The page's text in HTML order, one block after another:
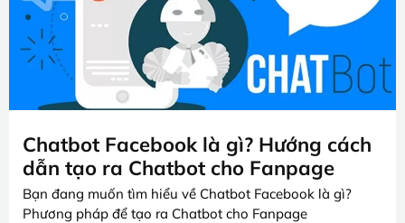
Chatbot Facebook là gì? Hướng cách
dẫn tạo ra Chatbot cho Fanpage
Bạn đang muốn tìm hiểu về Chatbot Facebook là gì?
Phương pháp để tạo ra Chatbot cho Fanpage